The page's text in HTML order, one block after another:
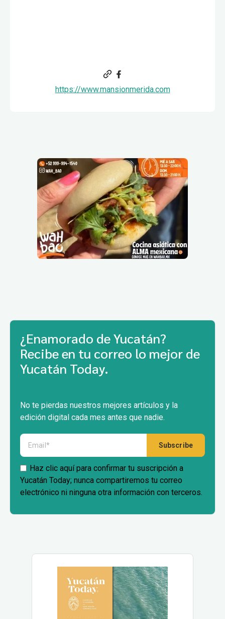
https://www.mansionmerida.com
¿Enamorado de Yucatán?
Recibe en tu correo lo mejor de
Yucatán Today.
No te pierdas nuestros mejores artículos y la
edición digital cada mes antes que nadie.
Haz clic aquí para confirmar tu suscripción a
Yucatán Today; nunca compartiremos tu correo
electrónico ni ninguna otra información con terceros.